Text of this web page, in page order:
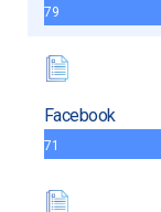
79
Facebook
71